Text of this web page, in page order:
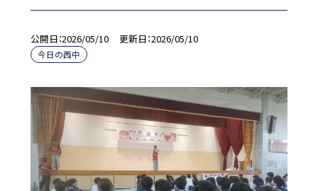
公開日 2026/05/10 更新日 2026/05/10
今日の西中